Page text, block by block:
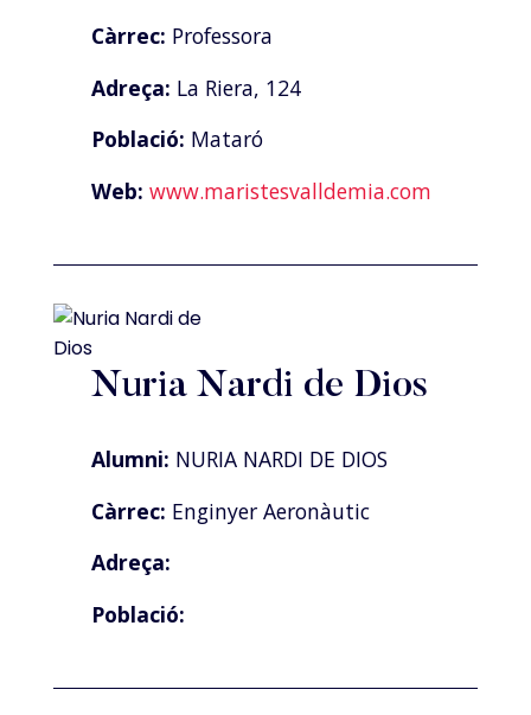
Càrrec: Professora
Adreça: La Riera, 124
Població: Mataró
Web: www.maristesvalldemia.com
Nuria Nardi de Dios
Alumni: NURIA NARDI DE DIOS
Càrrec: Enginyer Aeronàutic
Adreça:
Població: